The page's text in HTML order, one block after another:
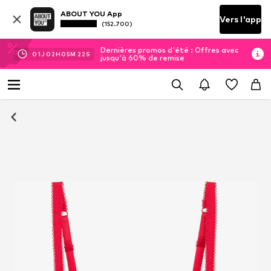
ABOUT YOU App
(152.700) Vers l'app
01J 02H 05M 22 S
Dernières promos d'été : Offres avec
jusqu'à 60% de remise